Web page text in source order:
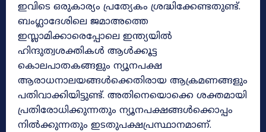
ഇവിടെ ഒരുകാര്യം പ്രത്യേകം ശ്രദ്ധിക്കേണ്ടതുണ്ട്.
ബംഗ്ലാദേശിലെ ജമാഅത്തെ
ഇസ്ലാമിക്കാരെപ്പോലെ ഇന്ത്യയിൽ
ഹിന്ദുത്വശക്തികൾ ആൾക്കൂട്ട
കൊലപാതകങ്ങളും ന്യൂനപക്ഷ
ആരാധനാലയങ്ങൾക്കെതിരായ ആക്രമണങ്ങളും
പതിവാക്കിയിട്ടുണ്ട്. അതിനെയൊക്കെ ശക്തമായി
പ്രതിരോധിക്കുന്നതും ന്യൂനപക്ഷങ്ങൾക്കൊപ്പം
നിൽക്കുന്നതും ഇടതുപക്ഷപ്രസ്ഥാനമാണ്.